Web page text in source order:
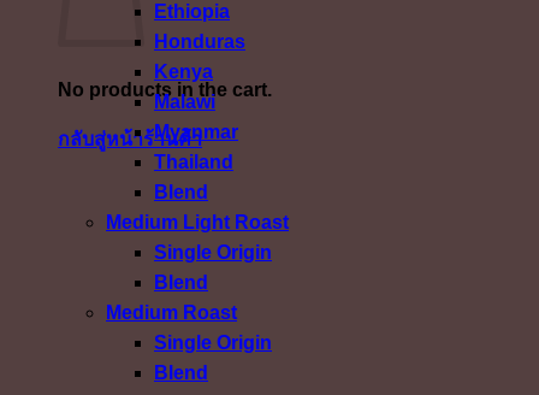
No products in the cart.
กลับสู่หน้าร้านค้า
Ethiopia
Honduras
Kenya
Malawi
Myanmar
Thailand
Blend
Medium Light Roast
Single Origin
Blend
Medium Roast
Single Origin
Blend